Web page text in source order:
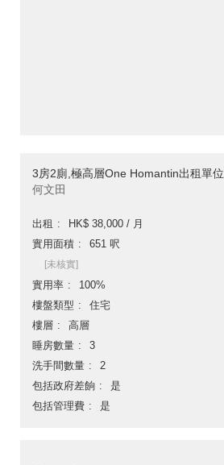
3房2廁,極高層One Homantin出租單位
何文田
出租
HK$ 38,000 / 月
實用面積
651 呎
[未核實]
實用率
100%
樓盤類型
住宅
樓層
高層
睡房數量
3
洗手間數量
2
包括政府差餉
是
包括管理費
是